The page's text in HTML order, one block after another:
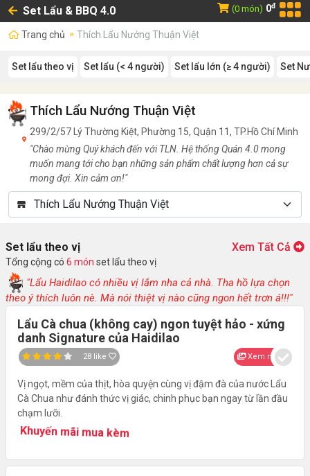
Set Lẩu & BBQ 4.0 (0 món) 0đ
Trang chủ Thích Lẩu Nướng Thuận Việt
Set lẩu theo vị Set lẩu (< 4 người) Set lẩu lớn (≥ 4 người) Set
Thích Lẩu Nướng Thuận Việt
299/2/57 Lý Thường Kiệt, Phường 15, Quận 11, TP.Hồ Chí Minh
"Chào mừng Quý khách đến với TLN. Hệ thống Quán 4.0 mong
muốn mang tới cho bạn những sản phẩm chất lượng hơn cả sự
mong đợi. Xin cảm ơn!"
Set lẩu theo vị
Tổng cộng có 6 món set lẩu theo vị
Xem Tất Cả
"Lẩu Haidilao có nhiều vị lắm nha cả nhà. Tha hồ lựa chọn
theo ý thích luôn nè. Mà nói thiệt vị nào cũng ngon hết trơn á!!!"
Lẩu Cà chua (không cay) ngon tuyệt hảo - xứng
danh Signature của Haidilao
28 like Xem nhanh
Vị ngọt, mềm của thịt, hòa quyện cùng vị đậm đà của nước Lẩu
Cà Chua như đánh thức vị giác, chinh phục bạn ngay từ lần đầu
chạm lưỡi.
Khuyến mãi mua kèm